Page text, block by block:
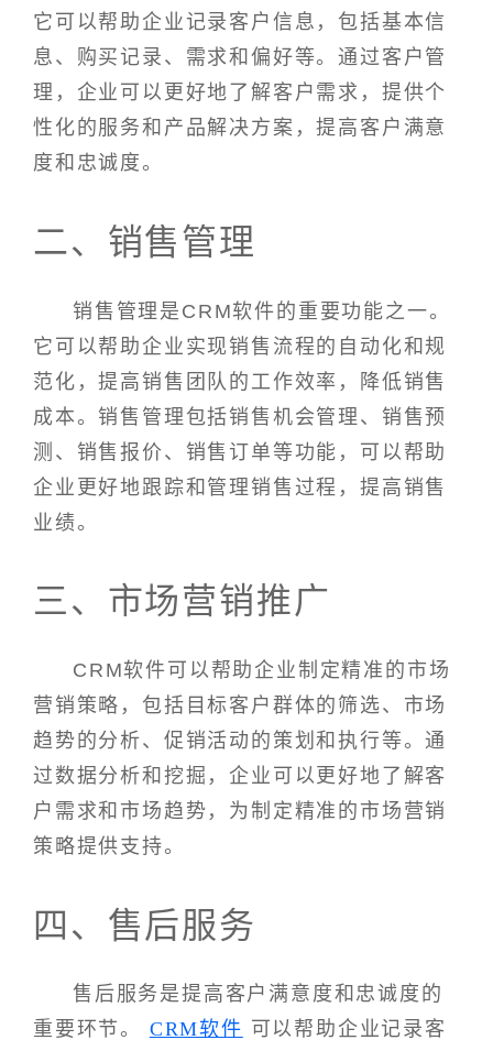
它可以帮助企业记录客户信息，包括基本信
息、购买记录、需求和偏好等。通过客户管
理，企业可以更好地了解客户需求，提供个
性化的服务和产品解决方案，提高客户满意
度和忠诚度。
二、销售管理
销售管理是CRM软件的重要功能之一。
它可以帮助企业实现销售流程的自动化和规
范化，提高销售团队的工作效率，降低销售
成本。销售管理包括销售机会管理、销售预
测、销售报价、销售订单等功能，可以帮助
企业更好地跟踪和管理销售过程，提高销售
业绩。
三、市场营销推广
CRM软件可以帮助企业制定精准的市场
营销策略，包括目标客户群体的筛选、市场
趋势的分析、促销活动的策划和执行等。通
过数据分析和挖掘，企业可以更好地了解客
户需求和市场趋势，为制定精准的市场营销
策略提供支持。
四、售后服务
售后服务是提高客户满意度和忠诚度的
重要环节。 CRM软件 可以帮助企业记录客